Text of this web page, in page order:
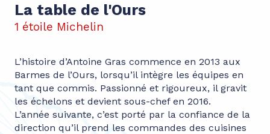
La table de l'Ours
1 étoile Michelin
L’histoire d’Antoine Gras commence en 2013 aux
Barmes de l’Ours, lorsqu’il intègre les équipes en
tant que commis. Passionné et rigoureux, il gravit
les échelons et devient sous-chef en 2016.
L’année suivante, c’est porté par la confiance de la
direction qu’il prend les commandes des cuisines